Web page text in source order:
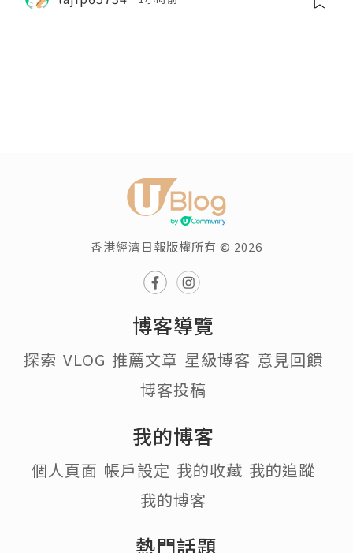
香港經濟日報版權所有 © 2026
博客導覽
探索 VLOG 推薦文章 星級博客 意見回饋
博客投稿
我的博客
個人頁面 帳戶設定 我的收藏 我的追蹤
我的博客
熱門話題